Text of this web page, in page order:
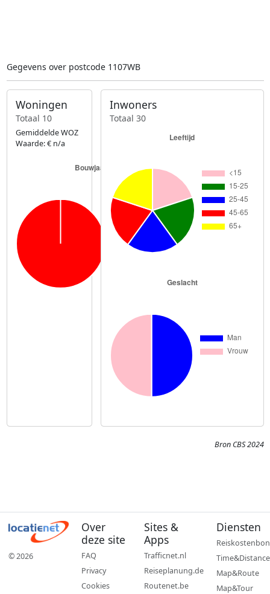
Gegevens over postcode 1107WB
Woningen
Totaal 10
Gemiddelde WOZ
Waarde: € n/a
Inwoners
Totaal 30
Bron CBS 2024
© 2026
Over
deze site
FAQ
Privacy
Cookies
Sites &
Apps
Trafficnet.nl
Reiseplanung.de
Routenet.be
Diensten
Reiskostenbon
Time&Distance
Map&Route
Map&Tour